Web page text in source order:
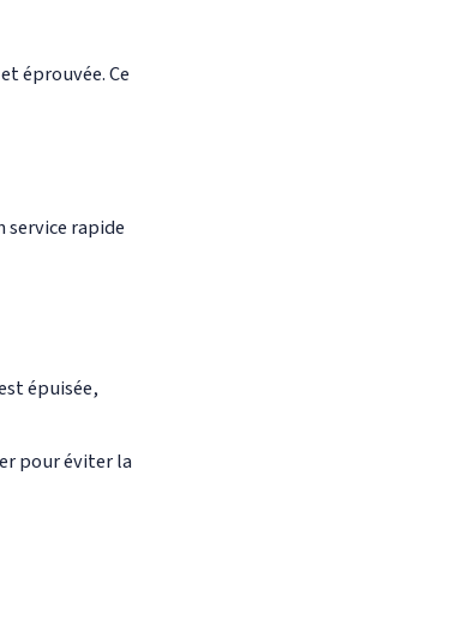
éprouvée. Ce
service rapide
épuisée,
pour éviter la